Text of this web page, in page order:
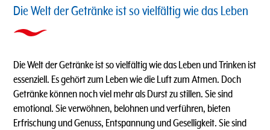
Die Welt der Getränke ist so vielfältig wie das Leben
Die Welt der Getränke ist so vielfältig wie das Leben und Trinken ist
essenziell. Es gehört zum Leben wie die Luft zum Atmen. Doch
Getränke können noch viel mehr als Durst zu stillen. Sie sind
emotional. Sie verwöhnen, belohnen und verführen, bieten
Erfrischung und Genuss, Entspannung und Geselligkeit. Sie sind